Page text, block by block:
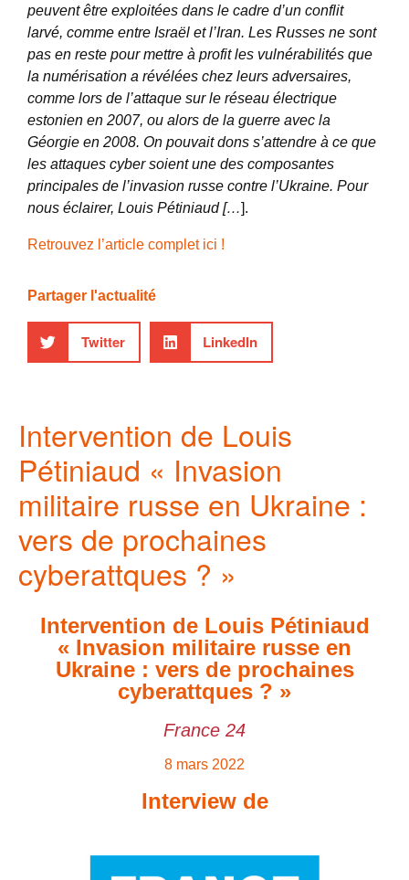
peuvent être exploitées dans le cadre d’un conflit
larvé, comme entre Israël et l’Iran. Les Russes ne sont
pas en reste pour mettre à profit les vulnérabilités que
la numérisation a révélées chez leurs adversaires,
comme lors de l’attaque sur le réseau électrique
estonien en 2007, ou alors de la guerre avec la
Géorgie en 2008. On pouvait dons s’attendre à ce que
les attaques cyber soient une des composantes
principales de l’invasion russe contre l’Ukraine. Pour
nous éclairer, Louis Pétiniaud […].
Retrouvez l’article complet ici !
Partager l'actualité
Twitter LinkedIn
Intervention de Louis
Pétiniaud « Invasion
militaire russe en Ukraine :
vers de prochaines
cyberattques ? »
Intervention de Louis Pétiniaud
« Invasion militaire russe en
Ukraine : vers de prochaines
cyberattques ? »
France 24
8 mars 2022
Interview de